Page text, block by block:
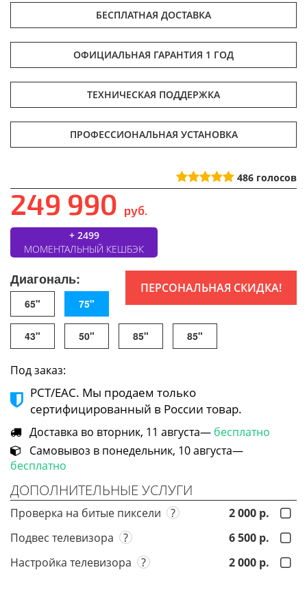
БЕСПЛАТНАЯ ДОСТАВКА
ОФИЦИАЛЬНАЯ ГАРАНТИЯ 1 ГОД
ТЕХНИЧЕСКАЯ ПОДДЕРЖКА
ПРОФЕССИОНАЛЬНАЯ УСТАНОВКА
486 голосов
249 990 руб.
+ 2499
МОМЕНТАЛЬНЫЙ КЕШБЭК
ПЕРСОНАЛЬНАЯ СКИДКА!
Диагональ:
65" 75"
43" 50" 85" 85"
Под заказ:
РСТ/ЕАС. Мы продаем только
сертифицированный в России товар.
Доставка во вторник, 11 августа— бесплатно
Самовывоз в понедельник, 10 августа—
бесплатно
ДОПОЛНИТЕЛЬНЫЕ УСЛУГИ
Проверка на битые пиксели ?
2 000 р.
Подвес телевизора
?
6 500 р.
Настройка телевизора
? 2 000 р.